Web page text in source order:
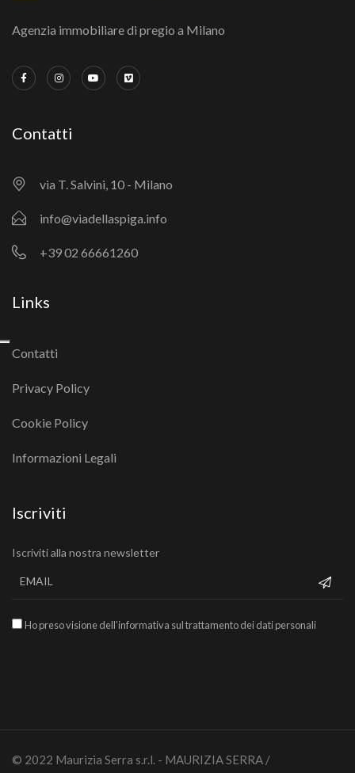
Agenzia immobiliare di pregio a Milano
Contatti
via T. Salvini, 10 - Milano
info@viadellaspiga.info
+39 02 66661260
Links
Contatti
Privacy Policy
Cookie Policy
Informazioni Legali
Iscriviti
Iscriviti alla nostra newsletter
Ho preso visione dell’informativa sul trattamento dei dati personali
© 2022 Maurizia Serra s.r.l. - MAURIZIA SERRA /